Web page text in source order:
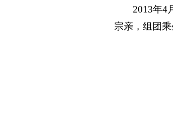
2013年4
宗亲，组团